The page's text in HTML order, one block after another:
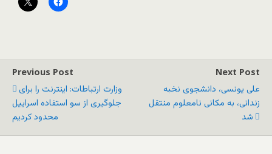
Previous Post
وزارت ارتباطات: اینترنت را برای
جلوگیری از سو استفاده اسراییل
محدود کردیم
Next Post
علی یونسی، دانشجوی نخبه
زندانی، به مکانی نامعلوم منتقل
شد